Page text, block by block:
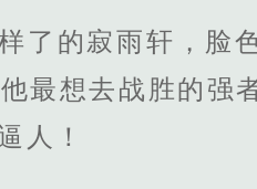
了的寂雨轩，脸
最想去战胜的强
人！